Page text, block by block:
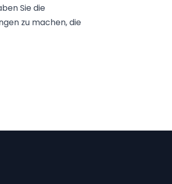
Sie die
zu machen, die